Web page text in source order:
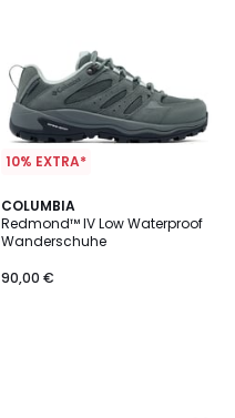
10% EXTRA*
COLUMBIA
Redmond™ IV Low Waterproof
Wanderschuhe
90,00 €